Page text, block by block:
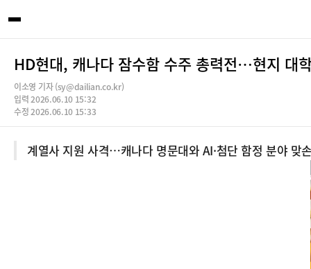
HD현대, 캐나다 잠수함 수주 총력전…현지 대
이소영 기자 (sy@dailian.co.kr)
입력 2026.06.10 15:32
수정 2026.06.10 15:33
계열사 지원 사격…캐나다 명문대와 AI·첨단 함정 분야 맞